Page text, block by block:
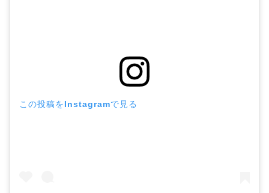
この投稿をInstagramで見る